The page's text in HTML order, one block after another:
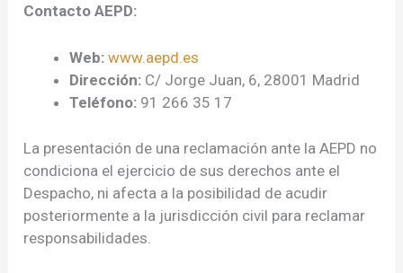
Contacto AEPD:
Web: www.aepd.es
Dirección: C/ Jorge Juan, 6, 28001 Madrid
Teléfono: 91 266 35 17
La presentación de una reclamación ante la AEPD no
condiciona el ejercicio de sus derechos ante el
Despacho, ni afecta a la posibilidad de acudir
posteriormente a la jurisdicción civil para reclamar
responsabilidades.